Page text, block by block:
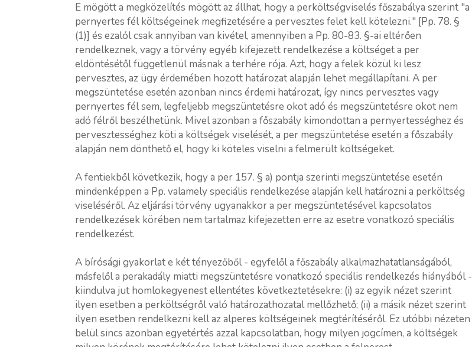
E mögött a megközelítés mögött az állhat, hogy a perköltségviselés főszabálya szerint "a
pernyertes fél költségeinek megfizetésére a pervesztes felet kell kötelezni." [Pp. 78. §
(1)] és ezalól csak annyiban van kivétel, amennyiben a Pp. 80-83. §-ai eltérően
rendelkeznek, vagy a törvény egyéb kifejezett rendelkezése a költséget a per
eldöntésétől függetlenül másnak a terhére rója. Azt, hogy a felek közül ki lesz
pervesztes, az ügy érdemében hozott határozat alapján lehet megállapítani. A per
megszüntetése esetén azonban nincs érdemi határozat, így nincs pervesztes vagy
pernyertes fél sem, legfeljebb megszüntetésre okot adó és megszüntetésre okot nem
adó félről beszélhetünk. Mivel azonban a főszabály kimondottan a pernyertességhez és
pervesztességhez köti a költségek viselését, a per megszüntetése esetén a főszabály
alapján nem dönthető el, hogy ki köteles viselni a felmerült költségeket.
A fentiekből következik, hogy a per 157. § a) pontja szerinti megszüntetése esetén
mindenképpen a Pp. valamely speciális rendelkezése alapján kell határozni a perköltség
viseléséről. Az eljárási törvény ugyanakkor a per megszüntetésével kapcsolatos
rendelkezések körében nem tartalmaz kifejezetten erre az esetre vonatkozó speciális
rendelkezést.
A bírósági gyakorlat e két tényezőből - egyfelől a főszabály alkalmazhatatlanságából,
másfelől a perakadály miatti megszüntetésre vonatkozó speciális rendelkezés hiányából -
kiindulva jut homlokegyenest ellentétes következtetésekre: (i) az egyik nézet szerint
ilyen esetben a perköltségről való határozathozatal mellőzhető; (ii) a másik nézet szerint
ilyen esetben rendelkezni kell az alperes költségeinek megtérítéséről. Ez utóbbi nézeten
belül sincs azonban egyetértés azzal kapcsolatban, hogy milyen jogcímen, a költségek